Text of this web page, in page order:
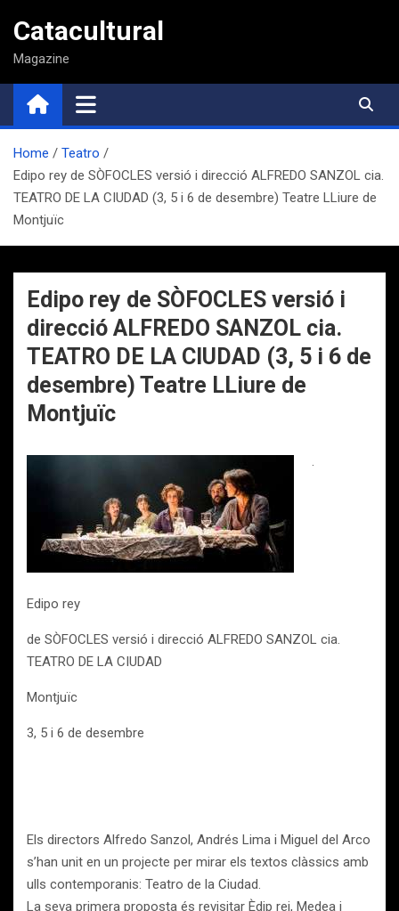
contenido
Catacultural
Magazine
Home
Teatro
Edipo rey de SÒFOCLES versió i direcció ALFREDO SANZOL cia.
TEATRO DE LA CIUDAD (3, 5 i 6 de desembre) Teatre LLiure de
Montjuïc
Edipo rey de SÒFOCLES versió i
direcció ALFREDO SANZOL cia.
TEATRO DE LA CIUDAD (3, 5 i 6 de
desembre) Teatre LLiure de
Montjuïc
.
Edipo rey
de SÒFOCLES versió i direcció ALFREDO SANZOL cia.
TEATRO DE LA CIUDAD
Montjuïc
3, 5 i 6 de desembre
Els directors Alfredo Sanzol, Andrés Lima i Miguel del Arco
s’han unit en un projecte per mirar els textos clàssics amb
ulls contemporanis: Teatro de la Ciudad.
La seva primera proposta és revisitar Èdip rei, Medea i